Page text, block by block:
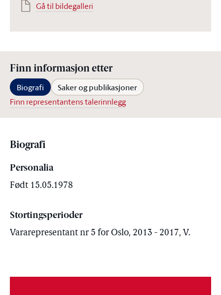
Gå til bildegalleri
Finn informasjon etter
Biografi Saker og publikasjoner
Finn representantens talerinnlegg
Biografi
Personalia
Født 15.05.1978
Stortingsperioder
Vararepresentant nr 5 for Oslo, 2013 - 2017, V.